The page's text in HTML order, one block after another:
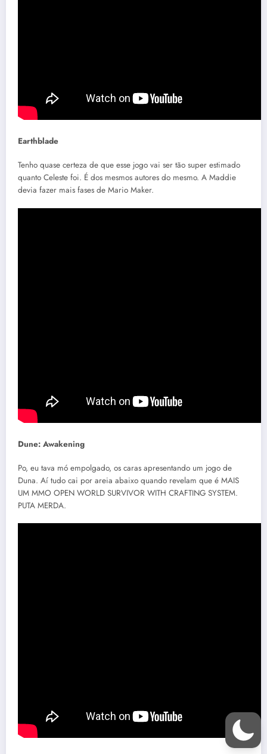
Earthblade
Tenho quase certeza de que esse jogo vai ser tão super estimado
quanto Celeste foi. É dos mesmos autores do mesmo. A Maddie
devia fazer mais fases de Mario Maker.
Dune: Awakening
Po, eu tava mó empolgado, os caras apresentando um jogo de
Duna. Aí tudo cai por areia abaixo quando revelam que é MAIS
UM MMO OPEN WORLD SURVIVOR WITH CRAFTING SYSTEM.
PUTA MERDA.